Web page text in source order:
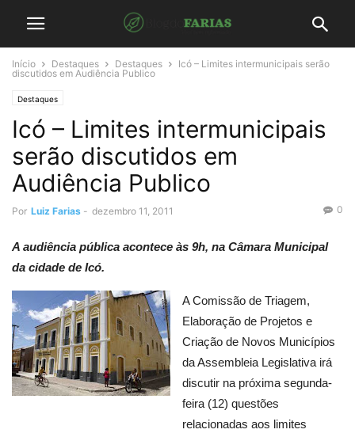
Início Destaques Destaques
Icó – Limites intermunicipais serão
discutidos em Audiência Publico
Destaques
Icó – Limites intermunicipais
serão discutidos em
Audiência Publico
Por Luiz Farias - dezembro 11, 2011 0
A audiência pública acontece às 9h, na Câmara Municipal
da cidade de Icó.
A Comissão de Triagem,
Elaboração de Projetos e
Criação de Novos Municípios
da Assembleia Legislativa irá
discutir na próxima segunda-
feira (12) questões
relacionadas aos limites